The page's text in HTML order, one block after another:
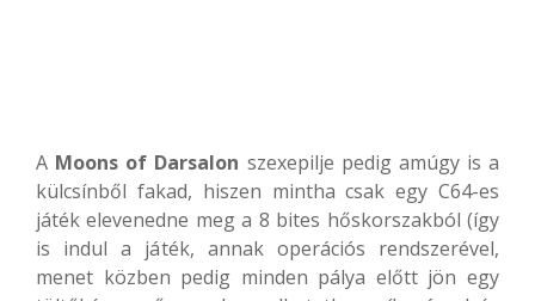
A Moons of Darsalon szexepilje pedig amúgy is a
külcsínből fakad, hiszen mintha csak egy C64-es
játék elevenedne meg a 8 bites hőskorszakból (így
is indul a játék, annak operációs rendszerével,
menet közben pedig minden pálya előtt jön egy